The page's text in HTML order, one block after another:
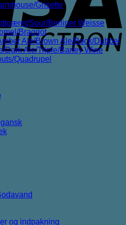
Grisette
Sour/Berliner Weisse
Braggot
Ale/Brown Ale/Bock/Dubbel
Dark Ale/Triple/Barley Wine
Quadrupel
og indpakning